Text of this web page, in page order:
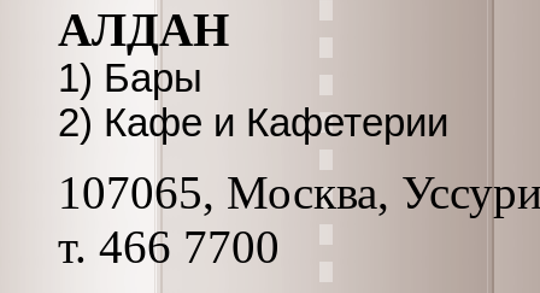
АЛДАН
1) Бары
2) Кафе и Кафетерии
107065, Москва,
т. 466 7700